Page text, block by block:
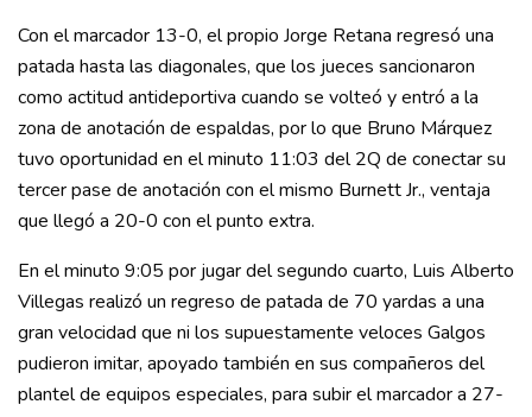
Con el marcador 13-0, el propio Jorge Retana regresó una
patada hasta las diagonales, que los jueces sancionaron
como actitud antideportiva cuando se volteó y entró a la
zona de anotación de espaldas, por lo que Bruno Márquez
tuvo oportunidad en el minuto 11:03 del 2Q de conectar su
tercer pase de anotación con el mismo Burnett Jr., ventaja
que llegó a 20-0 con el punto extra.
En el minuto 9:05 por jugar del segundo cuarto, Luis Alberto
Villegas realizó un regreso de patada de 70 yardas a una
gran velocidad que ni los supuestamente veloces Galgos
pudieron imitar, apoyado también en sus compañeros del
plantel de equipos especiales, para subir el marcador a 27-